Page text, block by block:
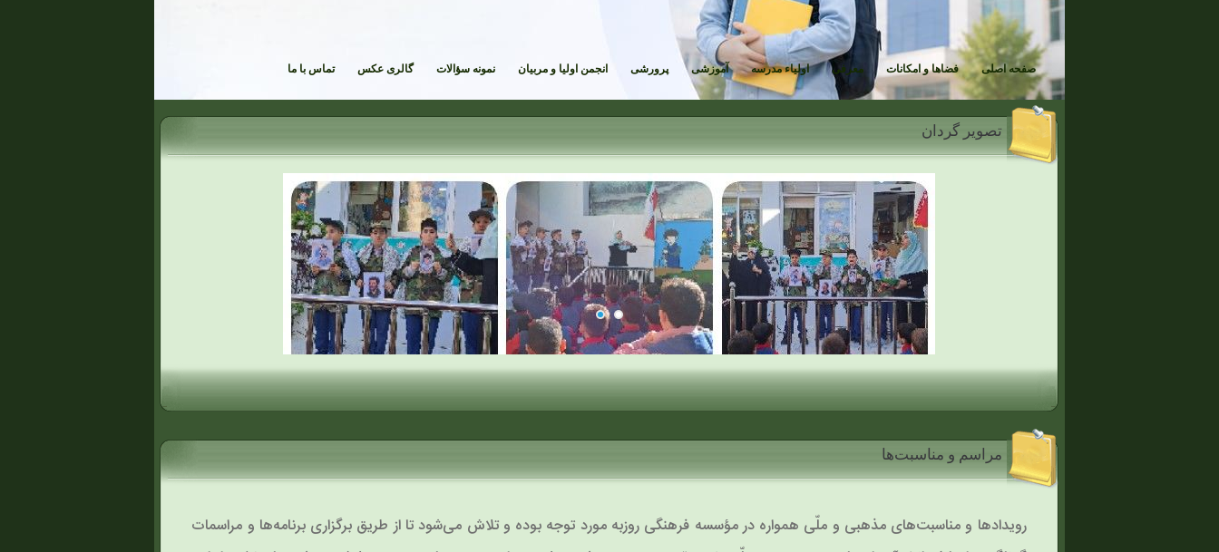
صفحه اصلی فضاها و امکانات معرفی اولیاء مدرسه آموزشی پرورشی انجمن اولیا و مربیان نمونه سؤالات گالری عکس تماس با ما
تصویر گردان
مراسم و مناسبت‌ها
رویدادها و مناسبت‌های مذهبی و ملّی همواره در مؤسسه فرهنگی روزبه مورد توجه بوده و تلاش می‌شود تا از طریق برگزاری برنامه‌ها و مراسمات